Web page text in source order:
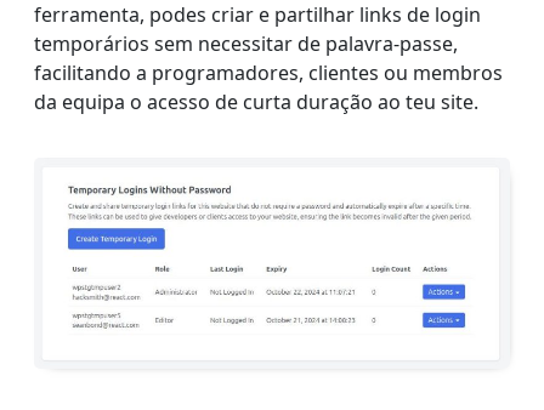
ferramenta, podes criar e partilhar links de login
temporários sem necessitar de palavra-passe,
facilitando a programadores, clientes ou membros
da equipa o acesso de curta duração ao teu site.